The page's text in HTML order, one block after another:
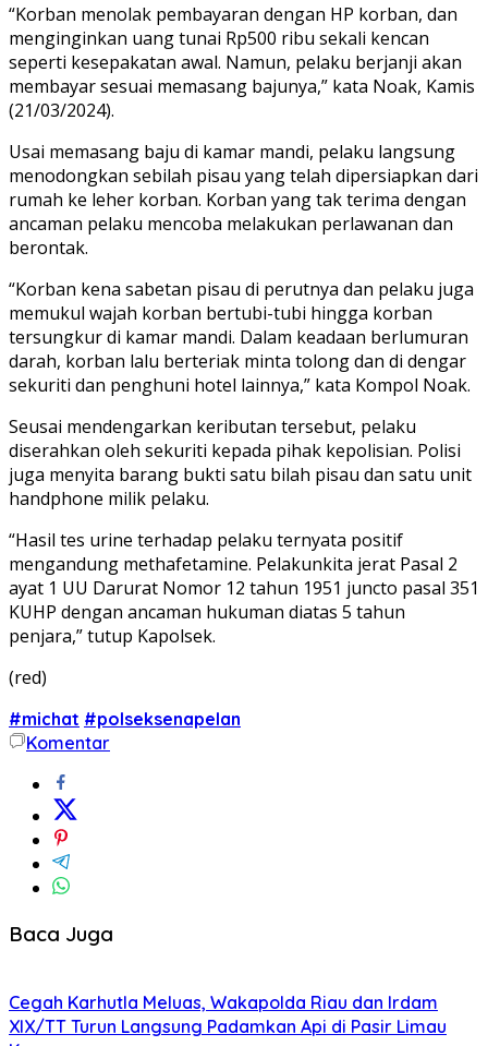
“Korban menolak pembayaran dengan HP korban, dan
menginginkan uang tunai Rp500 ribu sekali kencan
seperti kesepakatan awal. Namun, pelaku berjanji akan
membayar sesuai memasang bajunya,” kata Noak, Kamis
(21/03/2024).
Usai memasang baju di kamar mandi, pelaku langsung
menodongkan sebilah pisau yang telah dipersiapkan dari
rumah ke leher korban. Korban yang tak terima dengan
ancaman pelaku mencoba melakukan perlawanan dan
berontak.
“Korban kena sabetan pisau di perutnya dan pelaku juga
memukul wajah korban bertubi-tubi hingga korban
tersungkur di kamar mandi. Dalam keadaan berlumuran
darah, korban lalu berteriak minta tolong dan di dengar
sekuriti dan penghuni hotel lainnya,” kata Kompol Noak.
Seusai mendengarkan keributan tersebut, pelaku
diserahkan oleh sekuriti kepada pihak kepolisian. Polisi
juga menyita barang bukti satu bilah pisau dan satu unit
handphone milik pelaku.
“Hasil tes urine terhadap pelaku ternyata positif
mengandung methafetamine. Pelakunkita jerat Pasal 2
ayat 1 UU Darurat Nomor 12 tahun 1951 juncto pasal 351
KUHP dengan ancaman hukuman diatas 5 tahun
penjara,” tutup Kapolsek.
(red)
#michat #polseksenapelan
Komentar
Baca Juga
Cegah Karhutla Meluas, Wakapolda Riau dan Irdam
XIX/TT Turun Langsung Padamkan Api di Pasir Limau